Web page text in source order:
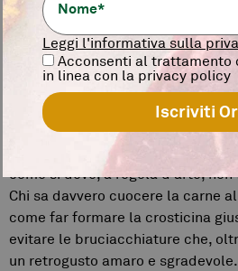
necessario parlare anche di come
Quando si cuoce la carne, si
benzopireni, idrocarburi nocivi
quelle crosticine bruciacchiate
durante la cottura.
Un consumo eccessivo e
Una bella bistecca
come si deve, a regola d’arte,
Chi sa davvero cuocere la carne
come far formare la crosticina
evitare le bruciacchiature che,
un retrogusto amaro e sgradevole.
Leggi l'informativa sulla
Acconsenti al trattamento
in linea con la privacy policy